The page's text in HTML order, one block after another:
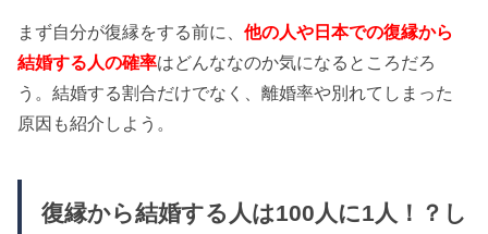
まず自分が復縁をする前に、他の人や日本での復縁から
結婚する人の確率はどんななのか気になるところだろ
う。結婚する割合だけでなく、離婚率や別れてしまった
原因も紹介しよう。
復縁から結婚する人は100人に1人！？し